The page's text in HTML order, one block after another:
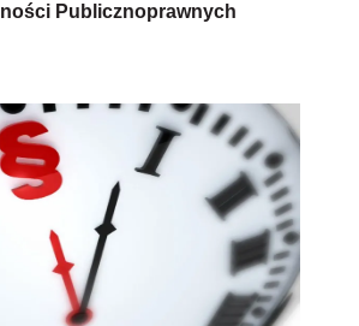
Publicznoprawnych